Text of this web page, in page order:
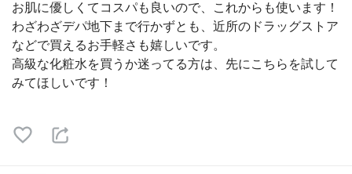
お肌に優しくてコスパも良いので、これからも使います！
わざわざデパ地下まで行かずとも、近所のドラッグストア
などで買えるお手軽さも嬉しいです。
高級な化粧水を買うか迷ってる方は、先にこちらを試して
みてほしいです！